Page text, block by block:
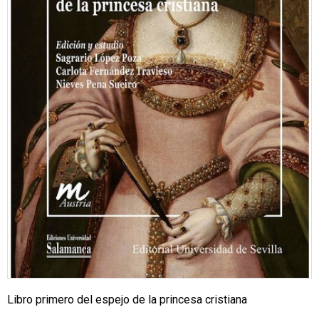
Libro primero del espejo de la princesa cristiana